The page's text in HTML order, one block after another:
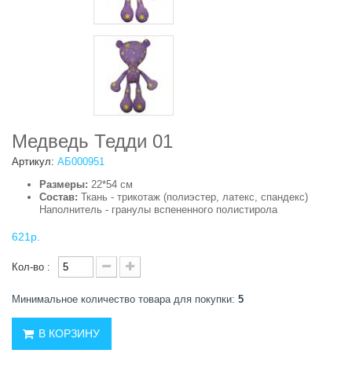
Медведь Тедди 01
Артикул: АБ000951
Размеры: 22*54 см
Состав: Ткань - трикотаж (полиэстер, латекс, спандекс)
Наполнитель - гранулы вспененного полистирола
621р.
Кол-во :
Минимальное количество товара для покупки: 5
В КОРЗИНУ